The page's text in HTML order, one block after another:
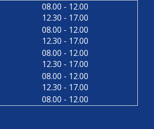
08.00 tot
- 12.00
12.30 tot
- 17.00
08.00 tot
- 12.00
12.30 tot
- 17.00
08.00 tot
- 12.00
12.30 tot
- 17.00
08.00 tot
- 12.00
12.30 tot
- 17.00
08.00 - 12.00